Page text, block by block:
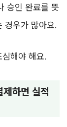
승인 완료를 뜻
경우가 많아요.
해야 해요.
하면 실적